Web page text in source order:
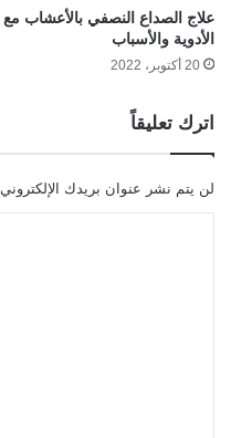
علاج الصداع النصفي بالأعشاب مع
الأدوية والأسباب
20 أكتوبر، 2022
اترك تعليقاً
لن يتم نشر عنوان بريدك الإلكتروني.